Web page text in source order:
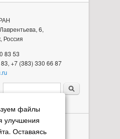
файлы
улучшения
Оставаясь
6,
Россия
83 53
+7 (383) 330 66 87
Форма поиска